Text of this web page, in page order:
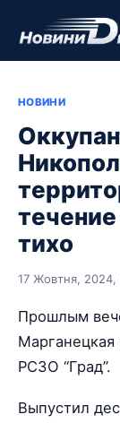
НОВИНИ
тихо
17 Жовтня, 2024,
Прошлым
Марганецкая
РСЗО “Град”.
Выпустил